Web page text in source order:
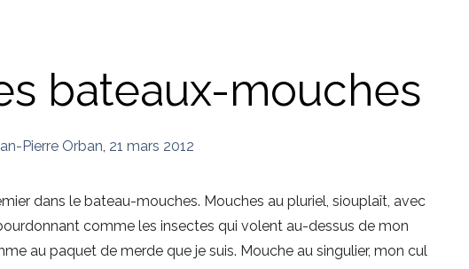
bateaux-mouches
Pierre Orban 21 mars 2012
dans le bateau-mouches. Mouches au pluriel, siouplaît, avec
comme les insectes qui volent au-dessus de mon
au paquet de merde que je suis. Mouche au singulier, mon cul